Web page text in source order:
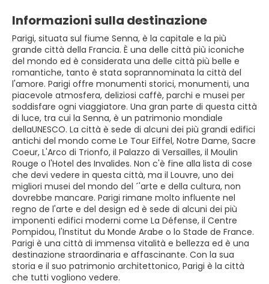
Informazioni sulla destinazione
Parigi, situata sul fiume Senna, è la capitale e la più
grande città della Francia. È una delle città più iconiche
del mondo ed è considerata una delle città più belle e
romantiche, tanto è stata soprannominata la città del
l'amore. Parigi offre monumenti storici, monumenti, una
piacevole atmosfera, deliziosi caffè, parchi e musei per
soddisfare ogni viaggiatore. Una gran parte di questa città
di luce, tra cui la Senna, è un patrimonio mondiale
dellaUNESCO. La città è sede di alcuni dei più grandi edifici
antichi del mondo come Le Tour Eiffel, Notre Dame, Sacre
Coeur, L'Arco di Trionfo, il Palazzo di Versailles, il Moulin
Rouge o l'Hotel des Invalides. Non c'è fine alla lista di cose
che devi vedere in questa città, ma il Louvre, uno dei
migliori musei del mondo del ´'arte e della cultura, non
dovrebbe mancare. Parigi rimane molto influente nel
regno de l'arte e del design ed è sede di alcuni dei più
imponenti edifici moderni come La Défense, il Centre
Pompidou, l'Institut du Monde Arabe o lo Stade de France.
Parigi è una città di immensa vitalità e bellezza ed è una
destinazione straordinaria e affascinante. Con la sua
storia e il suo patrimonio architettonico, Parigi è la città
che tutti vogliono vedere.